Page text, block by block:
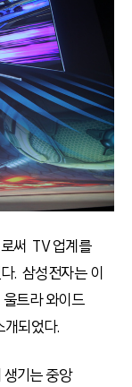
써 TV 업계를
. 삼성전자는 이
트라 와이드
개되었다.
생기는 중앙